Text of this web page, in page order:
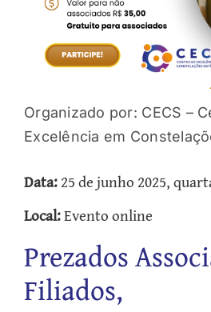
Organizado por: CECS –
Excelência em
Data:25 de junho 2025,
Local:Evento online
Prezados
Filiados,